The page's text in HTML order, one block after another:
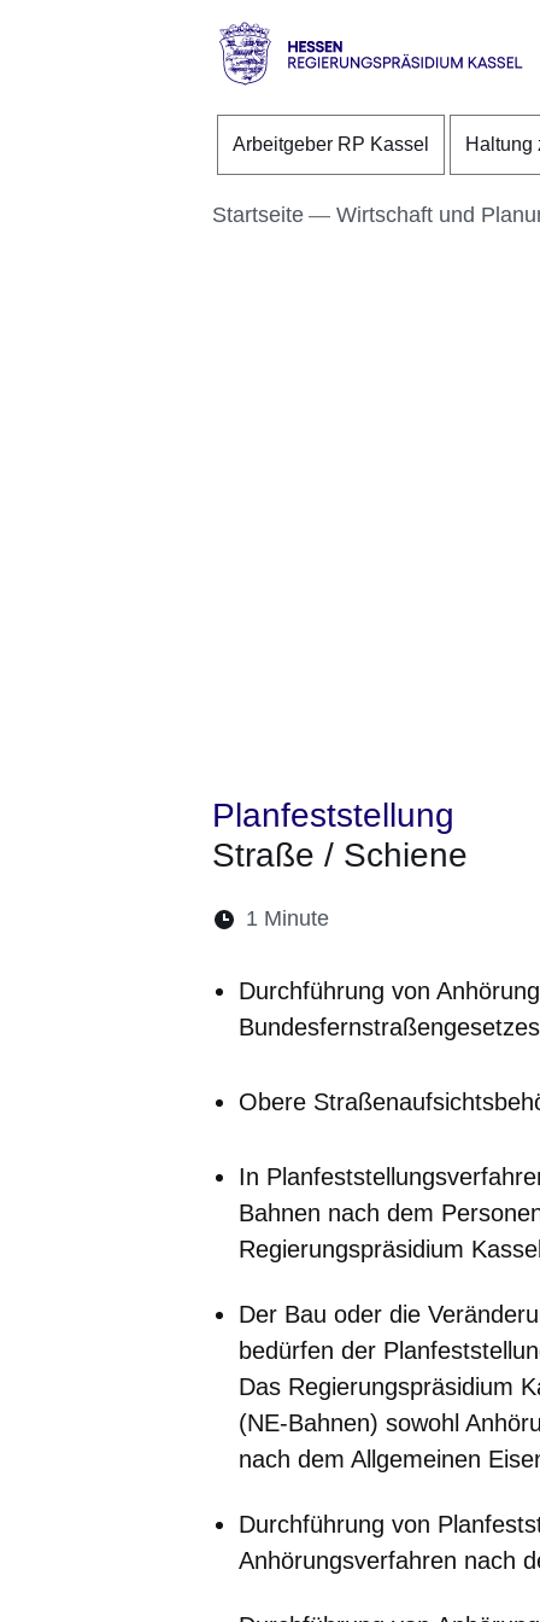
Direkt zum Kopf der
Direkt zum Inhalt
Direkt zum Fuß der
RP
Arbeitgeber RP Kassel Haltung
Startseite Wirtschaft und
Planfeststellung
Straße / Schiene
Lesedauer:
1 Minute
Durchführung von
Obere
In
Bahnen nach dem
Regierungspräsidium
Der Bau oder die
bedürfen der
Das Regierungspräsidium
(NE-Bahnen) sowohl
nach dem Allgemeinen
Durchführung von
Anhörungsverfahren nach